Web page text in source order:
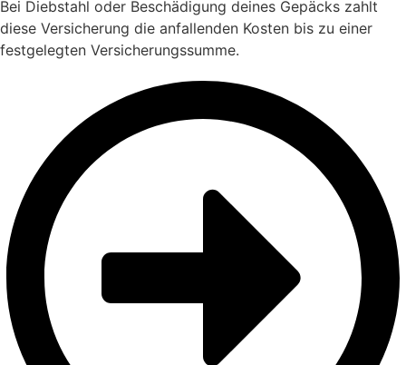
Bei Diebstahl oder Beschädigung deines Gepäcks zahlt
diese Versicherung die anfallenden Kosten bis zu einer
festgelegten Versicherungssumme.